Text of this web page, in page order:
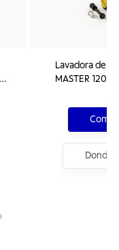
Lavadora de
MASTER 1200
regulable,
Donde